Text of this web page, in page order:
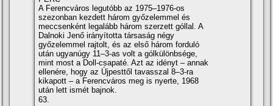
A Ferencváros legutóbb az 1975–1976-os
szezonban kezdett három győzelemmel és
meccsenként legalább három szerzett góllal. A
Dalnoki Jenő irányí­totta társaság négy
győzelemmel rajtolt, és az első három forduló
után ugyanúgy 11–3-as volt a gólkülönbsége,
mint most a Doll-csapaté. Azt az idényt – annak
ellenére, hogy az Újpesttől tavasszal 8–3-ra
kikapott – a Ferencváros meg is nyerte, 1968
után lett ismét bajnok.
63.